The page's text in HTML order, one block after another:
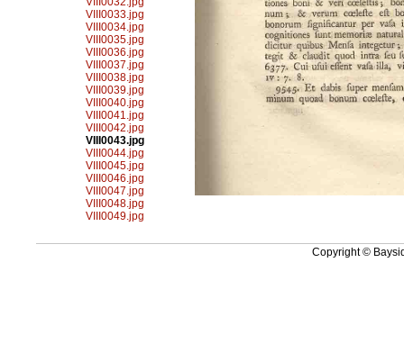
VIII0033.jpg
VIII0034.jpg
VIII0035.jpg
VIII0036.jpg
VIII0037.jpg
VIII0038.jpg
VIII0039.jpg
VIII0040.jpg
VIII0041.jpg
VIII0042.jpg
VIII0043.jpg
VIII0044.jpg
VIII0045.jpg
VIII0046.jpg
VIII0047.jpg
VIII0048.jpg
VIII0049.jpg
Copyright ©